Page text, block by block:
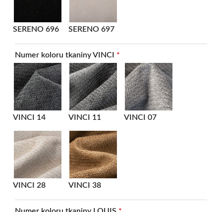
SERENO 696 SERENO 697
Numer koloru tkaniny VINCI *
VINCI 14 VINCI 11 VINCI 07
VINCI 28 VINCI 38